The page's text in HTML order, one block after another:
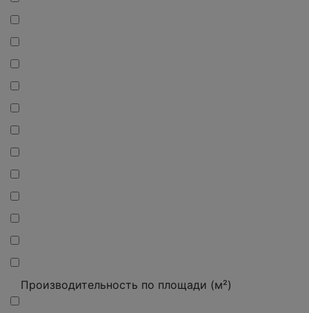
Производительность по площади (м²)